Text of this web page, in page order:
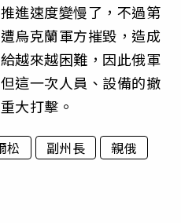
進速度變慢了，不過第
烏克蘭軍方摧毀，造成
越來越困難，因此俄軍
這一次人員、設備的撤
大打擊。
松 副州長
親俄